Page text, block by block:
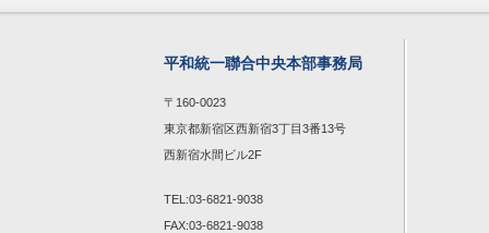
平和統一聯合中央本部事務局
〒160-0023
東京都新宿区西新宿3丁目3番13号
西新宿水間ビル2F
TEL:03-6821-9038
FAX:03-6821-9038